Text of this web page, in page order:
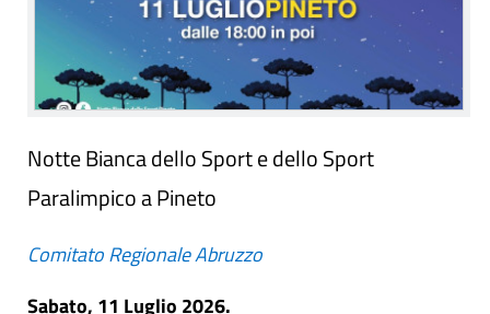
Notte Bianca dello Sport e dello Sport
Paralimpico a Pineto
Comitato Regionale Abruzzo
Sabato, 11 Luglio 2026.